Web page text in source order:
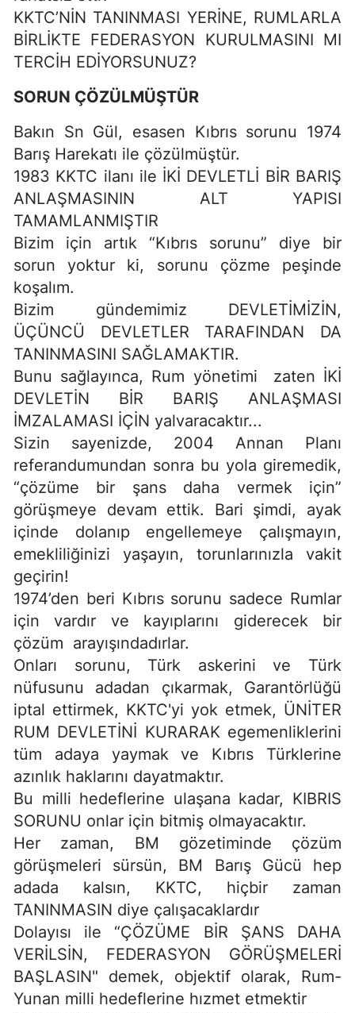
KKTC’NİN TANINMASI YERİNE, RUMLARLA
BİRLİKTE FEDERASYON KURULMASINI MI
TERCİH EDİYORSUNUZ?
SORUN ÇÖZÜLMÜŞTÜR
Bakın Sn Gül, esasen Kıbrıs sorunu 1974
Barış Harekatı ile çözülmüştür.
1983 KKTC ilanı ile İKİ DEVLETLİ BİR BARIŞ
ANLAŞMASININ ALT YAPISI
TAMAMLANMIŞTIR
Bizim için artık “Kıbrıs sorunu” diye bir
sorun yoktur ki, sorunu çözme peşinde
koşalım.
Bizim gündemimiz DEVLETİMİZİN,
ÜÇÜNCÜ DEVLETLER TARAFINDAN DA
TANINMASINI SAĞLAMAKTIR.
Bunu sağlayınca, Rum yönetimi zaten İKİ
DEVLETİN BİR BARIŞ ANLAŞMASI
İMZALAMASI İÇİN yalvaracaktır...
Sizin sayenizde, 2004 Annan Planı
referandumundan sonra bu yola giremedik,
“çözüme bir şans daha vermek için”
görüşmeye devam ettik. Bari şimdi, ayak
içinde dolanıp engellemeye çalışmayın,
emekliliğinizi yaşayın, torunlarınızla vakit
geçirin!
1974’den beri Kıbrıs sorunu sadece Rumlar
için vardır ve kayıplarını giderecek bir
çözüm arayışındadırlar.
Onları sorunu, Türk askerini ve Türk
nüfusunu adadan çıkarmak, Garantörlüğü
iptal ettirmek, KKTC'yi yok etmek, ÜNİTER
RUM DEVLETİNİ KURARAK egemenliklerini
tüm adaya yaymak ve Kıbrıs Türklerine
azınlık haklarını dayatmaktır.
Bu milli hedeflerine ulaşana kadar, KIBRIS
SORUNU onlar için bitmiş olmayacaktır.
Her zaman, BM gözetiminde çözüm
görüşmeleri sürsün, BM Barış Gücü hep
adada kalsın, KKTC, hiçbir zaman
TANINMASIN diye çalışacaklardır
Dolayısı ile “ÇÖZÜME BİR ŞANS DAHA
VERİLSİN, FEDERASYON GÖRÜŞMELERİ
BAŞLASIN" demek, objektif olarak, Rum-
Yunan milli hedeflerine hızmet etmektir